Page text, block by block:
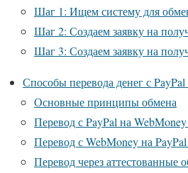
Шаг 1: Ищем систему для
Шаг 2: Создаем заявку на
Шаг 3: Создаем заявку на
Способы перевода денег с
Основные принципы обмена
Перевод с PayPal на
Перевод с WebMoney на
Перевод через аттестованные